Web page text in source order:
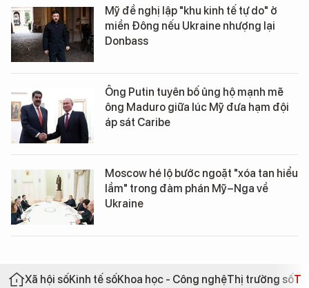
Mỹ đề nghị lập "khu kinh tế tự do" ở
miền Đông nếu Ukraine nhượng lại
Donbass
Ông Putin tuyên bố ủng hộ mạnh mẽ
ông Maduro giữa lúc Mỹ đưa hạm đội
áp sát Caribe
Moscow hé lộ bước ngoặt "xóa tan hiểu
lầm" trong đàm phán Mỹ–Nga về
Ukraine
Xã hội sốKinh tế sốKhoa học - Công nghệThị trường số